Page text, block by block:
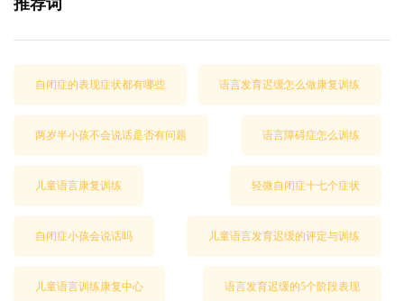
推荐词
自闭症的表现症状都有哪些 语言发育迟缓怎么做康复训练
两岁半小孩不会说话是否有问题 语言障碍症怎么训练
儿童语言康复训练 轻微自闭症十七个症状
自闭症小孩会说话吗 儿童语言发育迟缓的评定与训练
儿童语言训练康复中心 语言发育迟缓的5个阶段表现